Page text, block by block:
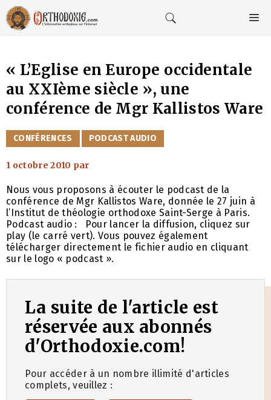
Aller
au
contenu
« L’Eglise en Europe occidentale
au XXIème siècle », une
conférence de Mgr Kallistos Ware
CATÉGORIES
CONFÉRENCES PODCAST AUDIO
1 octobre 2010 par
Nous vous proposons à écouter le podcast de la
conférence de Mgr Kallistos Ware, donnée le 27 juin à
l’Institut de théologie orthodoxe Saint-Serge à Paris.
Podcast audio : Pour lancer la diffusion, cliquez sur
play (le carré vert). Vous pouvez également
télécharger directement le fichier audio en cliquant
sur le logo « podcast ».
La suite de l'article est
réservée aux abonnés
d'Orthodoxie.com!
Pour accéder à un nombre illimité d'articles
complets, veuillez :